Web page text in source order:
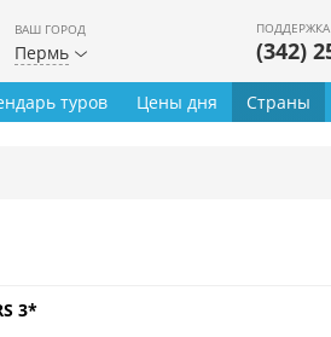
ВАШ ГОРОД
Пермь (342)
туров Цены дня Страны
3*